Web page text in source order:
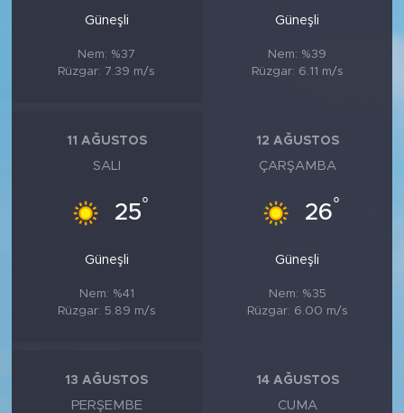
Güneşli
Nem: %37
Rüzgar: 7.39 m/s
Güneşli
Nem: %39
Rüzgar: 6.11 m/s
11 AĞUSTOS
SALI
25°
Güneşli
Nem: %41
Rüzgar: 5.89 m/s
12 AĞUSTOS
ÇARŞAMBA
26°
Güneşli
Nem: %35
Rüzgar: 6.00 m/s
13 AĞUSTOS
PERŞEMBE
14 AĞUSTOS
CUMA